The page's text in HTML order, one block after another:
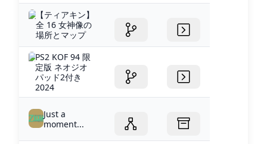
【ティアキン】
全 16 女神像の
場所とマップ
PS2 KOF 94 限
定版 ネオジオ
パッド2付き
2024
Just a
moment...